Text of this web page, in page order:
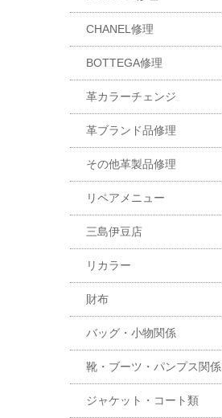
CHANEL修理
BOTTEGA修理
革カラーチェンジ
革ブランド品修理
その他革製品修理
リペアメニュー
三島伊豆店
リカラー
財布
バッグ・小物関係
靴・ブーツ・パンプス関係
ジャケット・コート類